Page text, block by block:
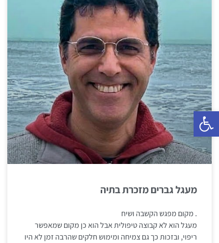
פתח סרגל נגישות
מעגל גברים מזכרת בתיה
. מקום מפגש הקשבה ושיח
מעגל הוא לא קבוצה טיפולית אבל הוא כן מקום שמאפשר
ריפוי, ובזכות כך גם צמיחה ומימוש חלקים שהרבה זמן לא היו